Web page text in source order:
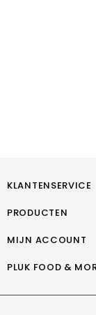
KLANTENSERVICE
PRODUCTEN
MIJN ACCOUNT
PLUK FOOD &